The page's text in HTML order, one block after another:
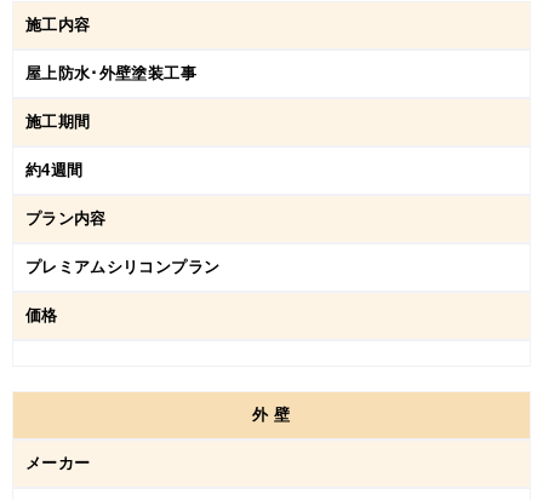
施工内容
屋上防水･外壁塗装工事
施工期間
約4週間
プラン内容
プレミアムシリコンプラン
価格
外壁
メーカー